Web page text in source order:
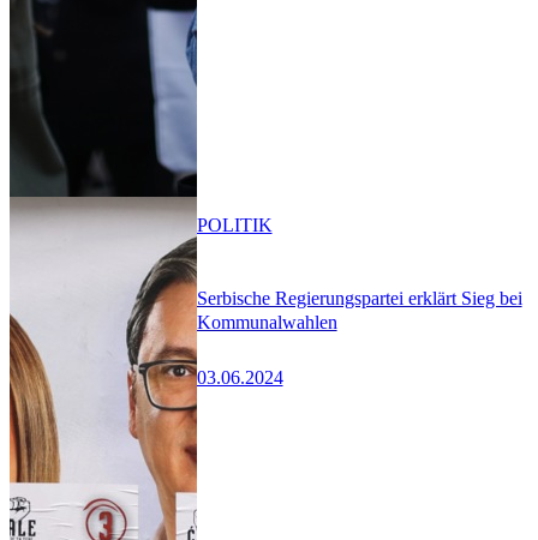
Serbische Regierungspartei erklärt Sieg bei
Kommunalwahlen
03.06.2024
POLITIK